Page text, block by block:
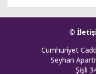
©
Cumhuriyet
Seyhan
Şişli